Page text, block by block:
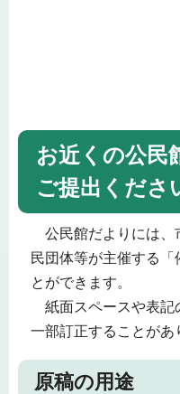
お近くの公民
ご提出くださ
公民館だよりには、
民団体等が主催する「
とができます。
紙面スペースや表記
一部訂正することがあ
原稿の用途